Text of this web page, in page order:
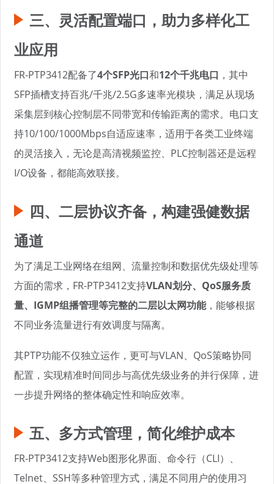
三、灵活配置端口，助力多样化工
业应用
FR-PTP3412配备了4个SFP光口和12个千兆电口 ，其中
SFP插槽支持百兆/千兆/2.5G多速率光模块，满足从现场
采集层到核心控制层不同带宽和传输距离的需求。电口支
持10/100/1000Mbps自适应速率，适用于各类工业终端
的灵活接入，无论是高清视频监控、PLC控制器还是远程
I/O设备，都能高效联接。
四、二层协议齐备，构建强健数据
通道
为了满足工业网络在组网、流量控制和数据优先级处理等
方面的需求，FR-PTP3412支持VLAN划分、QoS服务质
量、IGMP组播管理等完整的二层以太网功能，能够根据
不同业务流量进行有效调度与隔离。
其PTP功能不仅独立运作，更可与VLAN、QoS策略协同
配置，实现精准时间同步与高优先级业务的并行保障，进
一步提升网络的整体确定性和响应效率。
五、多方式管理，简化维护成本
FR-PTP3412支持Web图形化界面、命令行（CLI）、
Telnet、SSH等多种管理方式，满足不同用户的使用习